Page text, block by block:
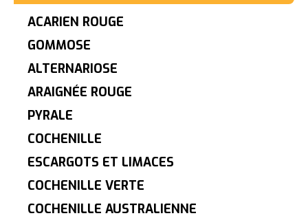
ACARIEN ROUGE
GOMMOSE
ALTERNARIOSE
ARAIGNÉE ROUGE
PYRALE
COCHENILLE
ESCARGOTS ET LIMACES
COCHENILLE VERTE
COCHENILLE AUSTRALIENNE